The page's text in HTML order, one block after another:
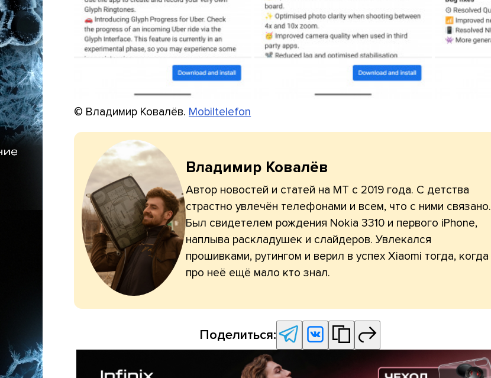
© Владимир Ковалёв. Mobiltelefon
Владимир Ковалёв
Автор новостей и статей на МТ с 2019 года. С детства
страстно увлечён телефонами и всем, что с ними связано.
Был свидетелем рождения Nokia 3310 и первого iPhone,
наплыва раскладушек и слайдеров. Увлекался
прошивками, рутингом и верил в успех Xiaomi тогда, когда
про неё ещё мало кто знал.
Поделиться: